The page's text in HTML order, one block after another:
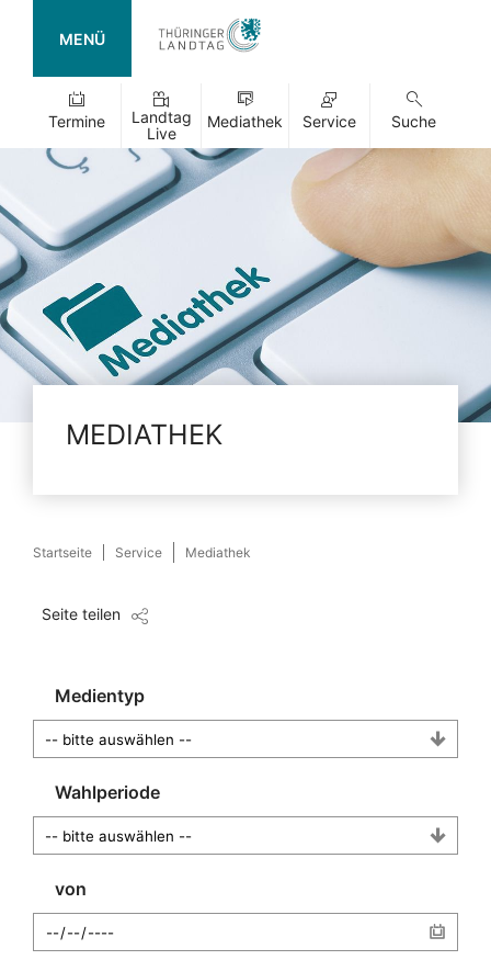
MENÜ
Termine
Landtag
Live
Mediathek Service Suche
MEDIATHEK
Startseite Service Mediathek
Seite teilen
Medientyp
Wahlperiode
von